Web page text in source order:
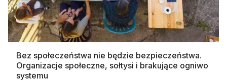
Bez społeczeństwa nie będzie bezpieczeństwa.
Organizacje społeczne, sołtysi i brakujące ogniwo
systemu